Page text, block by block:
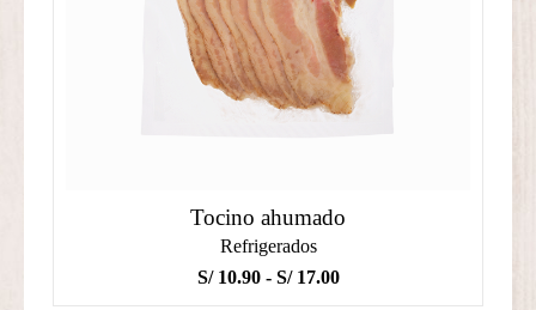
Tocino ahumado
Refrigerados
S/10.90 - S/17.00Rango